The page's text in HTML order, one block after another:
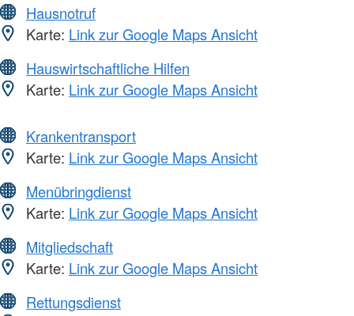
Hausnotruf
Karte: Link zur Google Maps Ansicht
Hauswirtschaftliche Hilfen
Karte: Link zur Google Maps Ansicht
Krankentransport
Karte: Link zur Google Maps Ansicht
Menübringdienst
Karte: Link zur Google Maps Ansicht
Mitgliedschaft
Karte: Link zur Google Maps Ansicht
Rettungsdienst